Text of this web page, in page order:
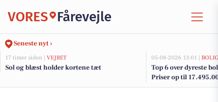
VORES Fårevejle
Seneste nyt ›
17 timer siden | VEJRET
Sol og blæst holder kortene tæt
05-08-2026 13:01 |
Top 6 over dyreste
Priser op til